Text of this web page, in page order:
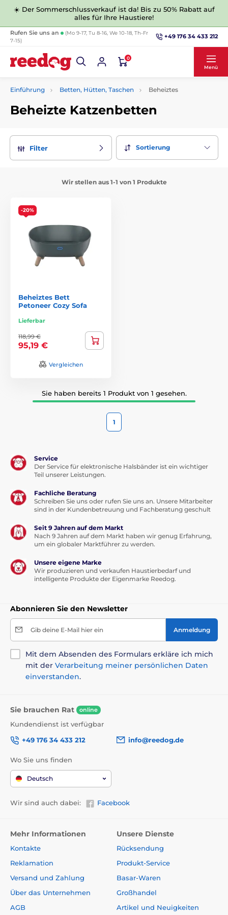
☀️ Der Sommerschlussverkauf ist da! Bis zu 50% Rabatt auf
alles für Ihre Haustiere!
Rufen Sie uns an
(Mo 9-17, Tu 8-16, We 10-18, Th-Fr
7-15)
+49 176 34 433 212
0
Menü
Einführung Betten, Hütten, Taschen Beheiztes
Beheizte Katzenbetten
Filter Sortierung
Wir stellen aus 1-1 von 1 Produkte
-20%
Beheiztes Bett
Petoneer Cozy Sofa
Lieferbar
118,99 €
95,19 €
Vergleichen
Sie haben bereits 1 Produkt von 1 gesehen.
1
Service
Der Service für elektronische Halsbänder ist ein wichtiger
Teil unserer Leistungen.
Fachliche Beratung
Schreiben Sie uns oder rufen Sie uns an. Unsere Mitarbeiter
sind in der Kundenbetreuung und Fachberatung geschult
Seit 9 Jahren auf dem Markt
Nach 9 Jahren auf dem Markt haben wir genug Erfahrung,
um ein globaler Marktführer zu werden.
Unsere eigene Marke
Wir produzieren und verkaufen Haustierbedarf und
intelligente Produkte der Eigenmarke Reedog.
Abonnieren Sie den Newsletter
Gib deine E-Mail hier ein Anmeldung
Mit dem Absenden des Formulars erkläre ich mich
mit der Verarbeitung meiner persönlichen Daten
einverstanden.
Sie brauchen Rat online
Kundendienst ist verfügbar
+49 176 34 433 212
info@reedog.de
Wo Sie uns finden
Deutsch
Wir sind auch dabei: Facebook
Mehr Informationen
Kontakte
Reklamation
Versand und Zahlung
Über das Unternehmen
AGB
Unsere Dienste
Rücksendung
Produkt-Service
Basar-Waren
Großhandel
Artikel und Neuigkeiten